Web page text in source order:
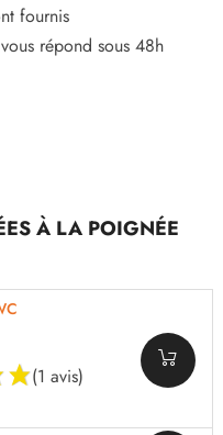
fournis
répond sous 48h
À LA POIGNÉE
(1 avis)